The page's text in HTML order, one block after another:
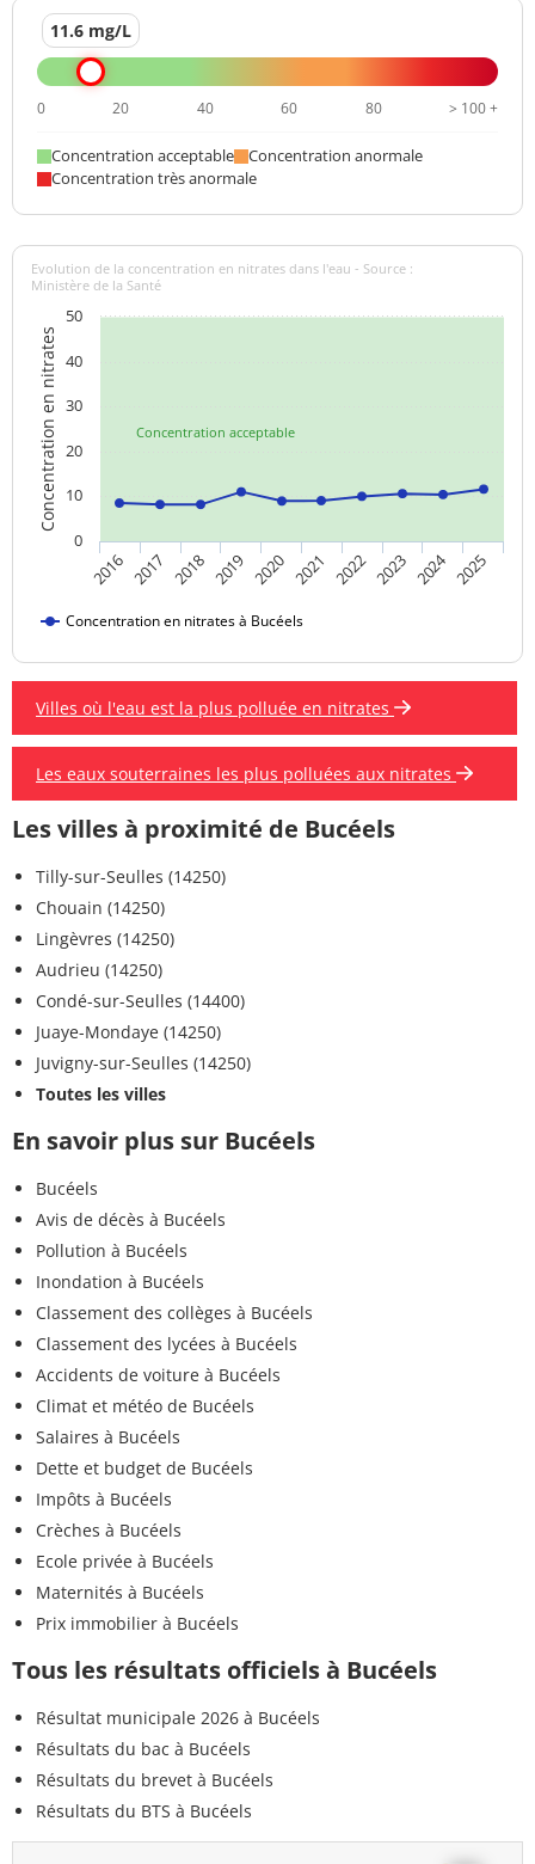
11.6 mg/L
0 20 40 60 80 > 100 +
Concentration acceptable
Concentration anormale
Concentration très anormale
Concentration acceptable
Concentration en nitrates
Evolution de la concentration en nitrates dans l'eau - Source :
Ministère de la Santé
Concentration en nitrates à Bucéels
2016 2017 2018 2019 2020 2021 2022 2023 2024 2025
0
10
20
30
40
50
Villes où l'eau est la plus polluée en nitrates
Les eaux souterraines les plus polluées aux nitrates
Les villes à proximité de Bucéels
Tilly-sur-Seulles (14250)
Chouain (14250)
Lingèvres (14250)
Audrieu (14250)
Condé-sur-Seulles (14400)
Juaye-Mondaye (14250)
Juvigny-sur-Seulles (14250)
Toutes les villes
En savoir plus sur Bucéels
Bucéels
Avis de décès à Bucéels
Pollution à Bucéels
Inondation à Bucéels
Classement des collèges à Bucéels
Classement des lycées à Bucéels
Accidents de voiture à Bucéels
Climat et météo de Bucéels
Salaires à Bucéels
Dette et budget de Bucéels
Impôts à Bucéels
Crèches à Bucéels
Ecole privée à Bucéels
Maternités à Bucéels
Prix immobilier à Bucéels
Tous les résultats officiels à Bucéels
Résultat municipale 2026 à Bucéels
Résultats du bac à Bucéels
Résultats du brevet à Bucéels
Résultats du BTS à Bucéels